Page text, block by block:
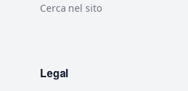
Cerca nel sito
Legal